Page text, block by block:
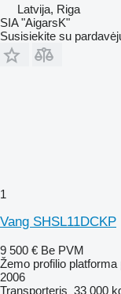
Latvija, Riga
SIA "AigarsK"
Susisiekite su
1
Vang SHSL11DCKP
9 500 € Be PVM
Žemo profilio platforma
2006
Transporteris 33 000